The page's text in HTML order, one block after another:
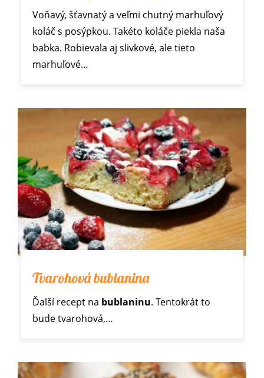
Voňavý, šťavnatý a veľmi chutný marhuľový
koláč s posýpkou. Takéto koláče piekla naša
babka. Robievala aj slivkové, ale tieto
marhuľové…
Tvarohová bublanina
Ďalší recept na bublaninu. Tentokrát to
bude tvarohová,…